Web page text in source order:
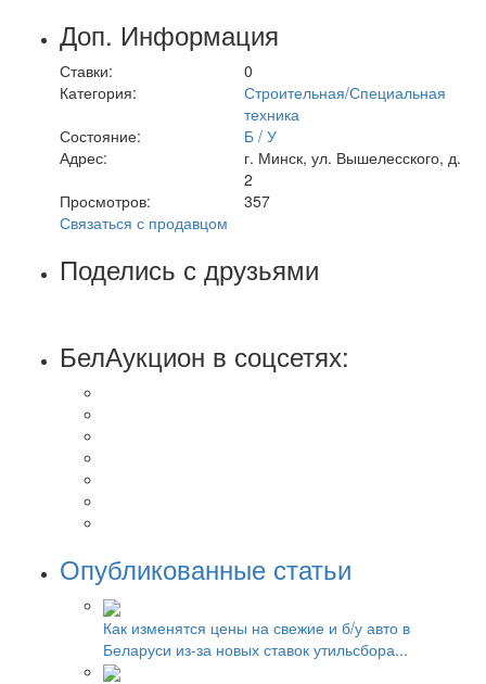
Доп. Информация
Ставки:
0
Категория:
Строительная/Специальная
техника
Состояние:
Б / У
Адрес:
г. Минск, ул. Вышелесского, д.
2
Просмотров:
357
Связаться с продавцом
Поделись с друзьями
БелАукцион в соцсетях:
Опубликованные статьи
Как изменятся цены на свежие и б/у авто в
Беларуси из-за новых ставок утильсбора...